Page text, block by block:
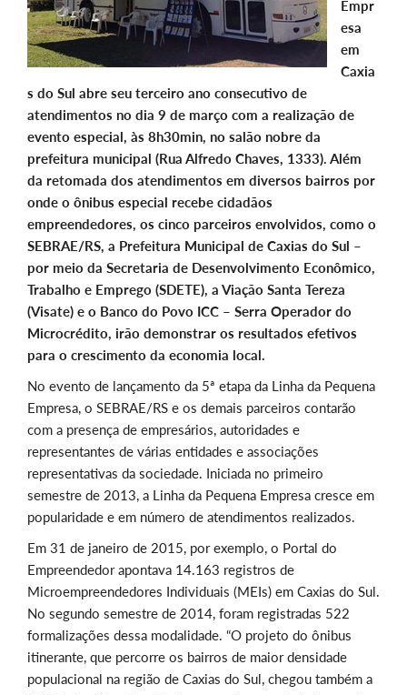
Empr
esa
em
Caxia
s do Sul abre seu terceiro ano consecutivo de
atendimentos no dia 9 de março com a realização de
evento especial, às 8h30min, no salão nobre da
prefeitura municipal (Rua Alfredo Chaves, 1333). Além
da retomada dos atendimentos em diversos bairros por
onde o ônibus especial recebe cidadãos
empreendedores, os cinco parceiros envolvidos, como o
SEBRAE/RS, a Prefeitura Municipal de Caxias do Sul –
por meio da Secretaria de Desenvolvimento Econômico,
Trabalho e Emprego (SDETE), a Viação Santa Tereza
(Visate) e o Banco do Povo ICC – Serra Operador do
Microcrédito, irão demonstrar os resultados efetivos
para o crescimento da economia local.
No evento de lançamento da 5ª etapa da Linha da Pequena
Empresa, o SEBRAE/RS e os demais parceiros contarão
com a presença de empresários, autoridades e
representantes de várias entidades e associações
representativas da sociedade. Iniciada no primeiro
semestre de 2013, a Linha da Pequena Empresa cresce em
popularidade e em número de atendimentos realizados.
Em 31 de janeiro de 2015, por exemplo, o Portal do
Empreendedor apontava 14.163 registros de
Microempreendedores Individuais (MEIs) em Caxias do Sul.
No segundo semestre de 2014, foram registradas 522
formalizações dessa modalidade. “O projeto do ônibus
itinerante, que percorre os bairros de maior densidade
populacional na região de Caxias do Sul, chegou também a